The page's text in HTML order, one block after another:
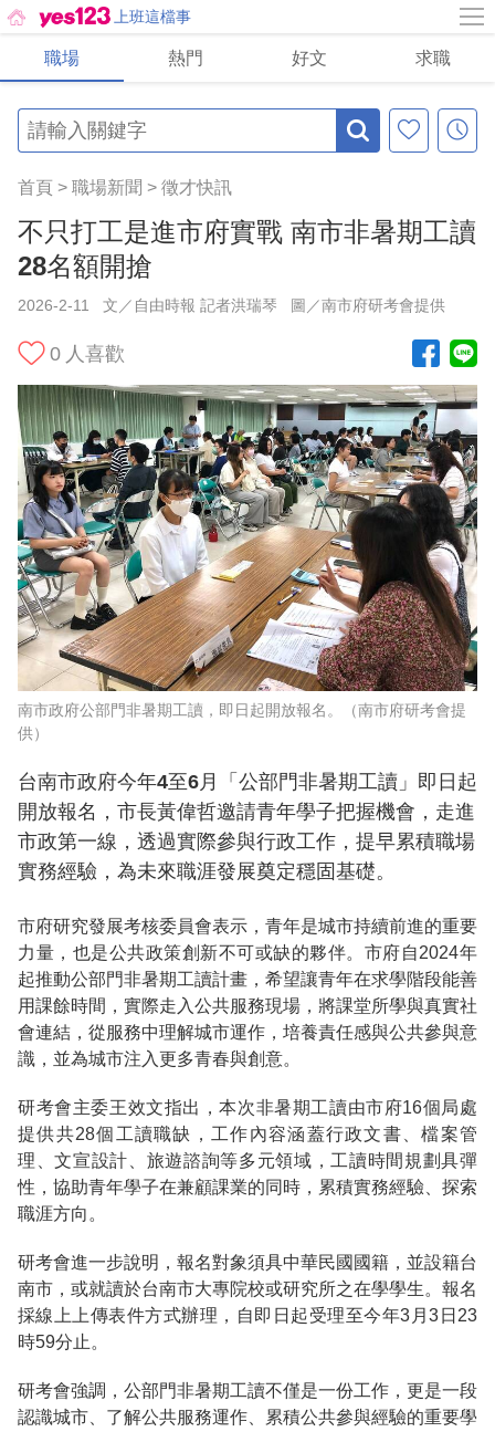
上班這檔事
職場 熱門 好文 求職
首頁 > 職場新聞 > 徵才快訊
不只打工是進市府實戰 南市非暑期工讀
28名額開搶
2026-2-11 文／自由時報 記者洪瑞琴 圖／南市府研考會提供
0 人喜歡
南市政府公部門非暑期工讀，即日起開放報名。（南市府研考會提
供）
台南市政府今年4至6月「公部門非暑期工讀」即日起
開放報名，市長黃偉哲邀請青年學子把握機會，走進
市政第一線，透過實際參與行政工作，提早累積職場
實務經驗，為未來職涯發展奠定穩固基礎。
市府研究發展考核委員會表示，青年是城市持續前進的重要
力量，也是公共政策創新不可或缺的夥伴。市府自2024年
起推動公部門非暑期工讀計畫，希望讓青年在求學階段能善
用課餘時間，實際走入公共服務現場，將課堂所學與真實社
會連結，從服務中理解城市運作，培養責任感與公共參與意
識，並為城市注入更多青春與創意。
研考會主委王效文指出，本次非暑期工讀由市府16個局處
提供共28個工讀職缺，工作內容涵蓋行政文書、檔案管
理、文宣設計、旅遊諮詢等多元領域，工讀時間規劃具彈
性，協助青年學子在兼顧課業的同時，累積實務經驗、探索
職涯方向。
研考會進一步說明，報名對象須具中華民國國籍，並設籍台
南市，或就讀於台南市大專院校或研究所之在學學生。報名
採線上上傳表件方式辦理，自即日起受理至今年3月3日23
時59分止。
研考會強調，公部門非暑期工讀不僅是一份工作，更是一段
認識城市、了解公共服務運作、累積公共參與經驗的重要學